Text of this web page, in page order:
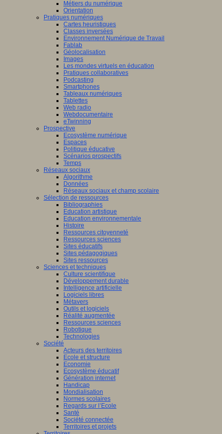
Métiers du numérique
Orientation
Pratiques numériques
Cartes heuristiques
Classes inversées
Environnement Numérique de Travail
Fablab
Géolocalisation
Images
Les mondes virtuels en éducation
Pratiques collaboratives
Podcasting
Smartphones
Tableaux numériques
Tablettes
Web radio
Webdocumentaire
eTwinning
Prospective
Ecosystème numérique
Espaces
Politique éducative
Scénarios prospectifs
Temps
Réseaux sociaux
Algorithme
Données
Réseaux sociaux et champ scolaire
Sélection de ressources
Bibliographies
Education artistique
Education environnementale
Histoire
Ressources citoyenneté
Ressources sciences
Sites éducatifs
Sites pédagogiques
Sites ressources
Sciences et techniques
Culture scientifique
Développement durable
Intelligence artificielle
Logiciels libres
Métavers
Outils et logiciels
Réalité augmentée
Ressources sciences
Robotique
Technologies
Société
Acteurs des territoires
Ecole et structure
Economie
Ecosystème éducatif
Génération internet
Handicap
Mondialisation
Normes scolaires
Regards sur l’Ecole
Santé
Société connectée
Territoires et projets